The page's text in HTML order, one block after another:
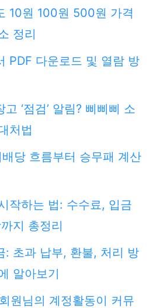
10원 100원 500원 가격
정리
PDF 다운로드 및 열람 방
‘점검’ 알림? 삐삐삐 소
처법
당 흐름부터 승무패 계산
작하는 법: 수수료, 입금
지 총정리
: 초과 납부, 환불, 처리 방
알아보기
원님의 계정활동이 커뮤